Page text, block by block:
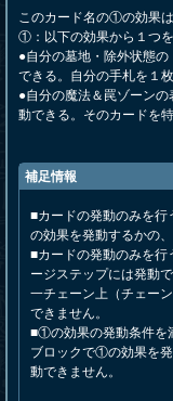
このカード名の①の効果
①：以下の効果から１つを
●自分の墓地・除外状態
できる。自分の手札を１
●自分の魔法＆罠ゾーン
動できる。そのカードを特
補足情報
■カードの発動のみを
の効果を発動するかの
■カードの発動のみを行
ージステップには発動
一チェーン上（チェー
できません。
■①の効果の発動条件を
ブロックで①の効果を
動できません。